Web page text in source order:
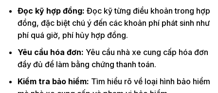
Đọc kỹ hợp đồng: Đọc kỹ từng điều khoản trong hợp
đồng, đặc biệt chú ý đến các khoản phí phát sinh như
phí quá giờ, phí hủy hợp đồng.
Yêu cầu hóa đơn: Yêu cầu nhà xe cung cấp hóa đơn
đầy đủ để làm bằng chứng thanh toán.
Kiểm tra bảo hiểm: Tìm hiểu rõ về loại hình bảo hiểm